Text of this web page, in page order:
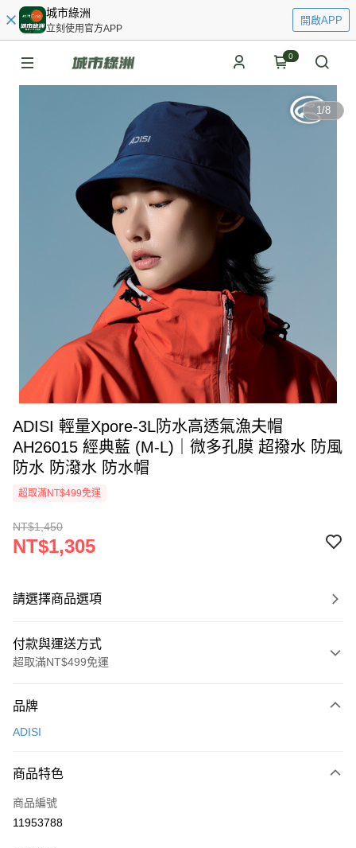
城市綠洲
立刻使用官方APP
開啟APP
0
1/8
ADISI 輕量Xpore-3L防水高透氣漁夫帽
AH26015 經典藍 (M-L)｜微多孔膜 超撥水 防風
防水 防潑水 防水帽
超取滿NT$499免運
NT$1,450
NT$1,305
請選擇商品選項
付款與運送方式
超取滿NT$499免運
信用卡一次付款
LINE Pay
Apple Pay
品牌
ADISI
商品特色
商品編號
11953788